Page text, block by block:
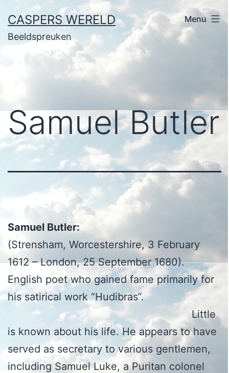
naar
de
CASPERS WERELD
Beeldspreuken
Menu
Samuel Butler
Samuel Butler:
(Strensham, Worcestershire, 3 February
1612 – London, 25 September 1680).
English poet who gained fame primarily for
his satirical work “Hudibras”.
Little
is known about his life. He appears to have
served as secretary to various gentlemen,
including Samuel Luke, a Puritan colonel